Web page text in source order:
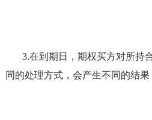
3.在到期日，期权买方对所持
同的处理方式，会产生不同的结果